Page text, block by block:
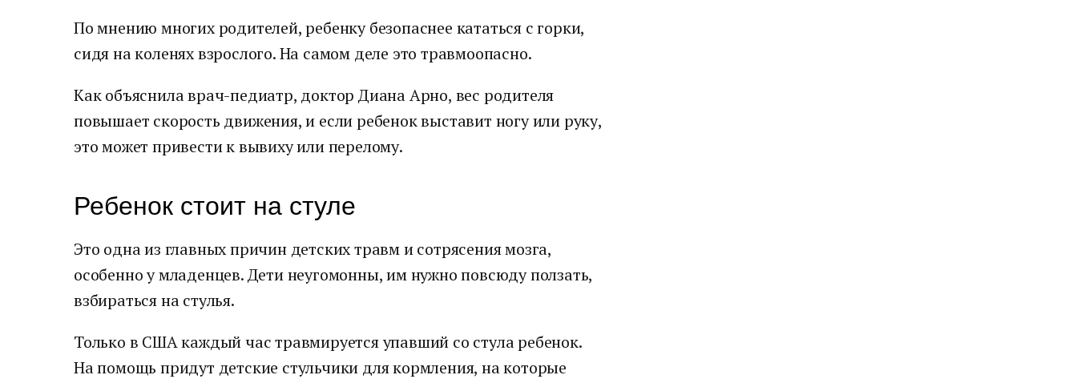
По мнению многих родителей, ребенку безопаснее кататься с горки,
сидя на коленях взрослого. На самом деле это травмоопасно.
Как объяснила врач-педиатр, доктор Диана Арно, вес родителя
повышает скорость движения, и если ребенок выставит ногу или руку,
это может привести к вывиху или перелому.
Ребенок стоит на стуле
Это одна из главных причин детских травм и сотрясения мозга,
особенно у младенцев. Дети неугомонны, им нужно повсюду ползать,
взбираться на стулья.
Только в США каждый час травмируется упавший со стула ребенок.
На помощь придут детские стульчики для кормления, на которые